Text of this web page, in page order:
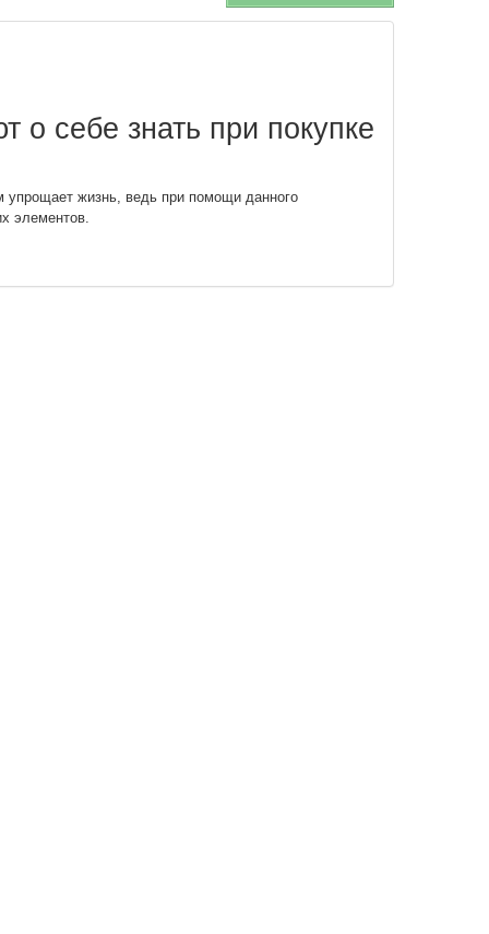
себе знать при покупке
упрощает жизнь, ведь при помощи данного
элементов.